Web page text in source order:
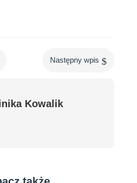
Następny wpis $
Kowalik